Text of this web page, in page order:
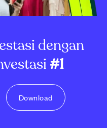
dengan
#1
Download